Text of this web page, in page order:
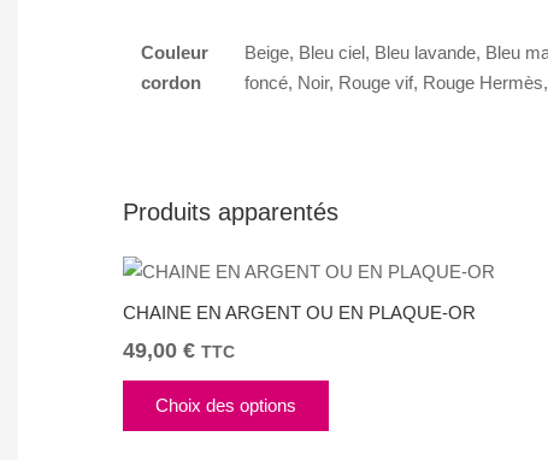
Couleur
cordon
Beige, Bleu ciel, Bleu lavande, Bleu
foncé, Noir, Rouge vif, Rouge
Produits apparentés
CHAINE EN ARGENT OU EN PLAQUE-OR
49,00 € TTC
Choix des options